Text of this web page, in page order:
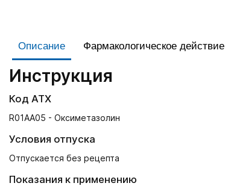
Описание Фармакологическое действие
Инструкция
Код АТХ
R01AA05 - Оксиметазолин
Условия отпуска
Отпускается без рецепта
Показания к применению